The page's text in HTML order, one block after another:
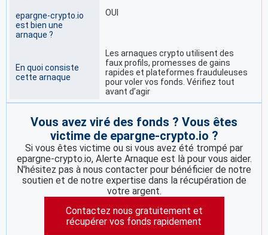
epargne-crypto.io
est bien une
arnaque ?
OUI
En quoi consiste
cette arnaque
Les arnaques crypto utilisent des
faux profils, promesses de gains
rapides et plateformes frauduleuses
pour voler vos fonds. Vérifiez tout
avant d’agir
Vous avez viré des fonds ? Vous êtes
victime de epargne-crypto.io ?
Si vous êtes victime ou si vous avez été trompé par
epargne-crypto.io, Alerte Arnaque est là pour vous aider.
N'hésitez pas à nous contacter pour bénéficier de notre
soutien et de notre expertise dans la récupération de
votre argent.
Contactez nous gratuitement et
récupérer vos fonds rapidement